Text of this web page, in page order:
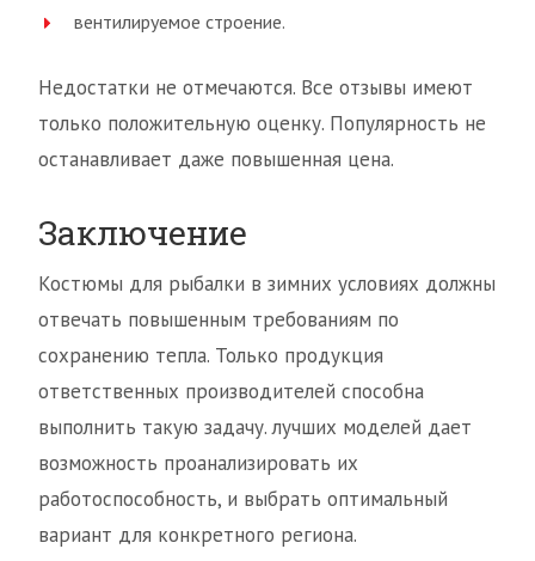
вентилируемое строение.
Недостатки не отмечаются. Все отзывы имеют
только положительную оценку. Популярность не
останавливает даже повышенная цена.
Заключение
Костюмы для рыбалки в зимних условиях должны
отвечать повышенным требованиям по
сохранению тепла. Только продукция
ответственных производителей способна
выполнить такую задачу. лучших моделей дает
возможность проанализировать их
работоспособность, и выбрать оптимальный
вариант для конкретного региона.